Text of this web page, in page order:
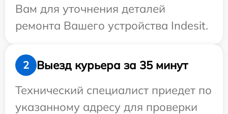
Вам для уточнения деталей
ремонта Вашего устройства Indesit.
2
Выезд курьера за 35 минут
Технический специалист приедет по
указанному адресу для проверки